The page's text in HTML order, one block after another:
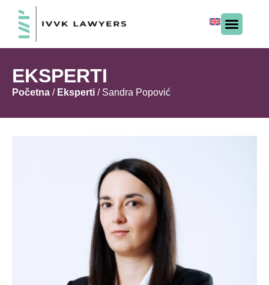
EKSPERTI
Početna / Eksperti / Sandra Popović